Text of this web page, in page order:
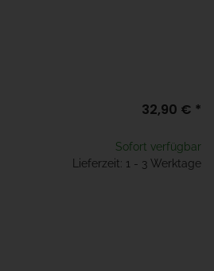
32,90 € *
Sofort verfügbar
Lieferzeit: 1 - 3 Werktage